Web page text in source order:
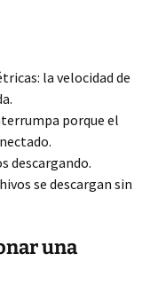
la velocidad de
porque el
descargando.
se descargan sin
una